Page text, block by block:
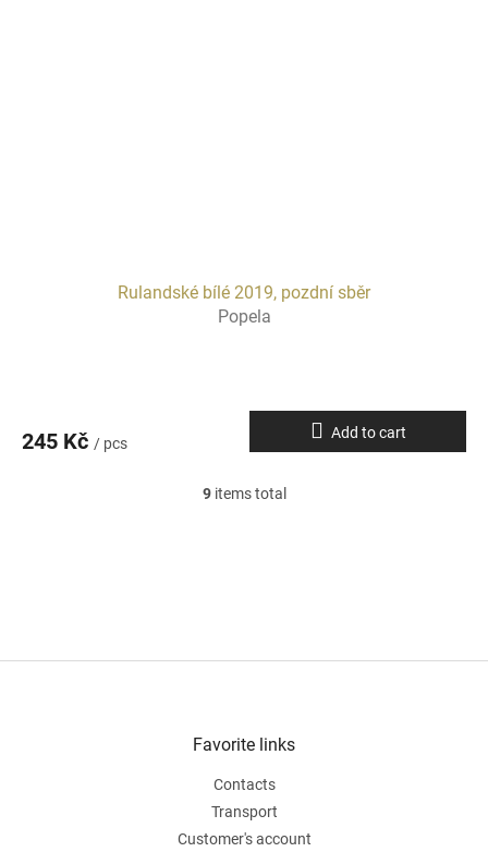
Rulandské bílé 2019, pozdní sběr
Popela
245 Kč / pcs
Add to cart
L
o
o
s
9items total
Favorite links
Contacts
Transport
Customer's account